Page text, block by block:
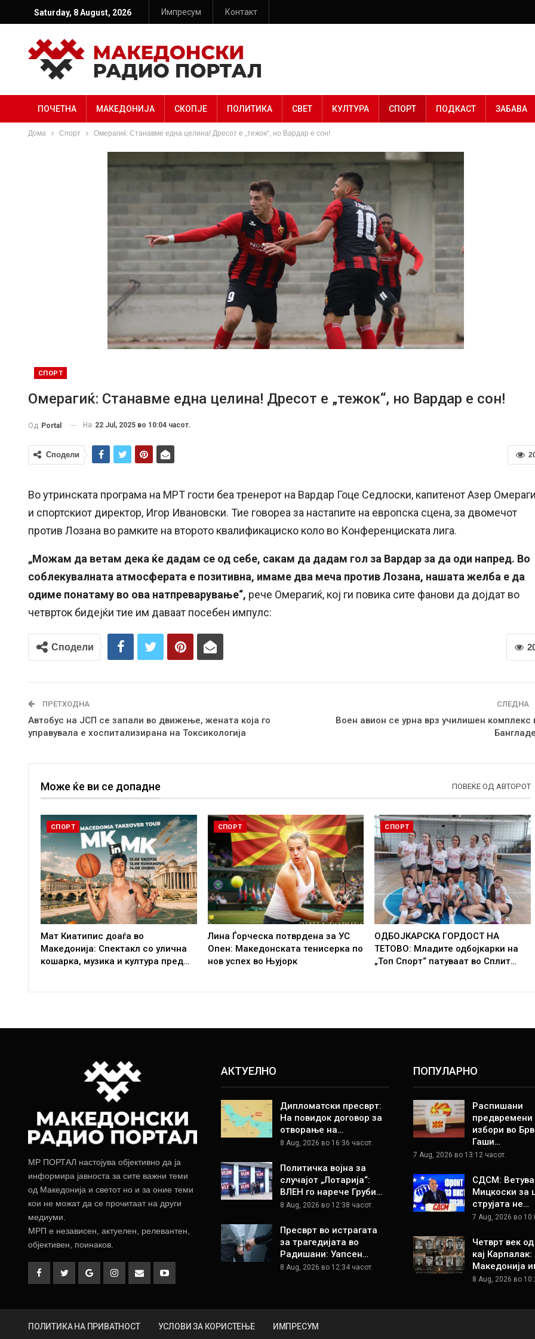
Saturday, 8 August, 2026 Импресум Контакт
ПОЧЕТНА МАКЕДОНИЈА СКОПЈЕ ПОЛИТИКА СВЕТ КУЛТУРА СПОРТ ПОДКАСТ ЗАБАВА
Дома Спорт Омерагиќ: Станавме една целина! Дресот е „тежок“, но Вардар е сон!
СПОРТ
Омерагиќ: Станавме една целина! Дресот е „тежок“, но Вардар е сон!
Од Portal На 22 Jul, 2025 во 10:04 часот.
Сподели
Во утринската програма на МРТ гости беа тренерот на Вардар Гоце Седлоски, капитенот Азер
и спортскиот директор, Игор Ивановски. Тие говореа за настапите на европска сцена, за двомечот
против Лозана во рамките на второто квалификациско коло во Конференциската лига.
„Можам да ветам дека ќе дадам се од себе, сакам да дадам гол за Вардар за да оди напред. Во
соблекувалната атмосферата е позитивна, имаме два меча против Лозана, нашата желба е да
одиме понатаму во ова натпреварување“, рече Омерагиќ, кој ги повика сите фанови да дојдат во
четврток бидејќи тие им даваат посебен импулс:
Сподели
ПРЕТХОДНА
Автобус на ЈСП се запали во движење, жената која го
управувала е хоспитализирана на Токсикологија
СЛЕДНА
Воен авион се урна врз училишен комплекс
Може ќе ви се допадне ПОВЕЌЕ ОД АВТОРОТ
СПОРТ
Мат Киатипис доаѓа во
Македонија: Спектакл со улична
кошарка, музика и култура пред…
СПОРТ
Лина Ѓорческа потврдена за УС
Опен: Македонската тенисерка по
нов успех во Њујорк
СПОРТ
ОДБОЈКАРСКА ГОРДОСТ НА
ТЕТОВО: Младите одбојкарки на
„Топ Спорт“ патуваат во Сплит…
МР ПОРТАЛ настојува објективно да ја
информира јавноста за сите важни теми
од Македонија и светот но и за оние теми
кои не можат да се прочитаат на други
медиуми.
МРП е независен, актуелен, релевантен,
објективен, поинаков.
АКТУЕЛНО
Дипломатски пресврт:
На повидок договор за
отворање на…
8 Aug, 2026 во 16:36 часот.
Политичка војна за
случајот „Лотарија“:
ВЛЕН го нарече Груби…
8 Aug, 2026 во 12:38 часот.
Пресврт во истрагата
за трагедијата во
Радишани: Уапсен…
8 Aug, 2026 во 12:34 часот.
ПОПУЛАРНО
Распишани
предвремени
избори во
Гаши…
7 Aug, 2026 во 13:12 часот.
СДСМ:
Мицкоски за
струјата не…
7 Aug, 2026 во
Четврт век
кај Карпалак:
Македонија
8 Aug, 2026 во
ПОЛИТИКА НА ПРИВАТНОСТ УСЛОВИ ЗА КОРИСТЕЊЕ ИМПРЕСУМ